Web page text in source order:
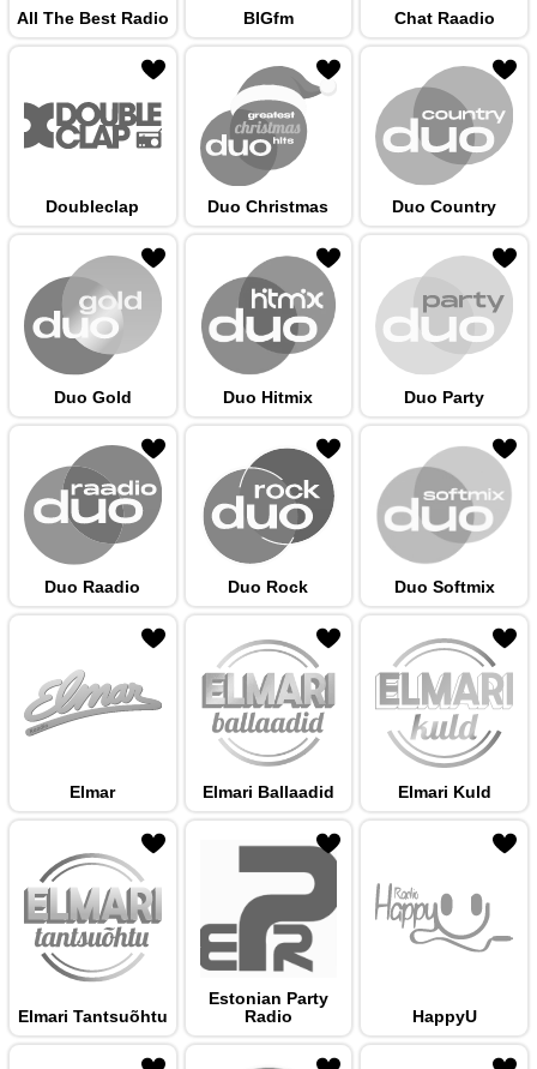
All The Best Radio BIGfm Chat Raadio
Doubleclap Duo Christmas Duo Country
Duo Gold Duo Hitmix Duo Party
Duo Raadio Duo Rock Duo Softmix
Elmar Elmari Ballaadid Elmari Kuld
Elmari Tantsuõhtu
Estonian Party
Radio
HappyU